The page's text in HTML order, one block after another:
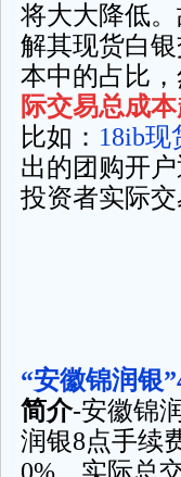
将大大降低
解其现货白
本中的占比
际交易总成
比如： 18ib现
出的团购开
投资者实际
“安徽锦润银
简介-安徽锦
润银8点手续